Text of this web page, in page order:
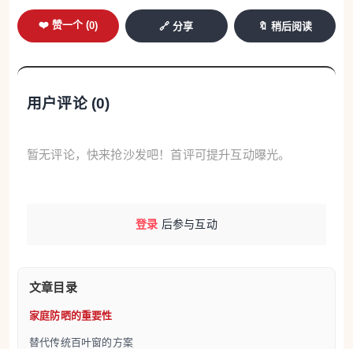
❤️ 赞一个 (0) 🔗 分享 🔖 稍后阅读
用户评论 (0)
暂无评论，快来抢沙发吧！首评可提升互动曝光。
登录 后参与互动
文章目录
家庭防晒的重要性
替代传统百叶窗的方案